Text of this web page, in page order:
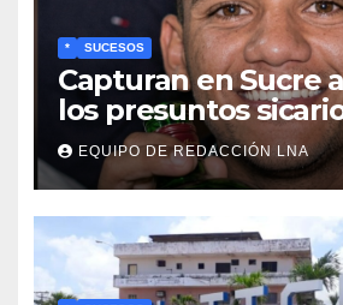
* SUCESOS
Capturan en Sucre
los presuntos
implicados en el
la líder pesquera
Tineo
EQUIPO DE REDACCIÓN LNA